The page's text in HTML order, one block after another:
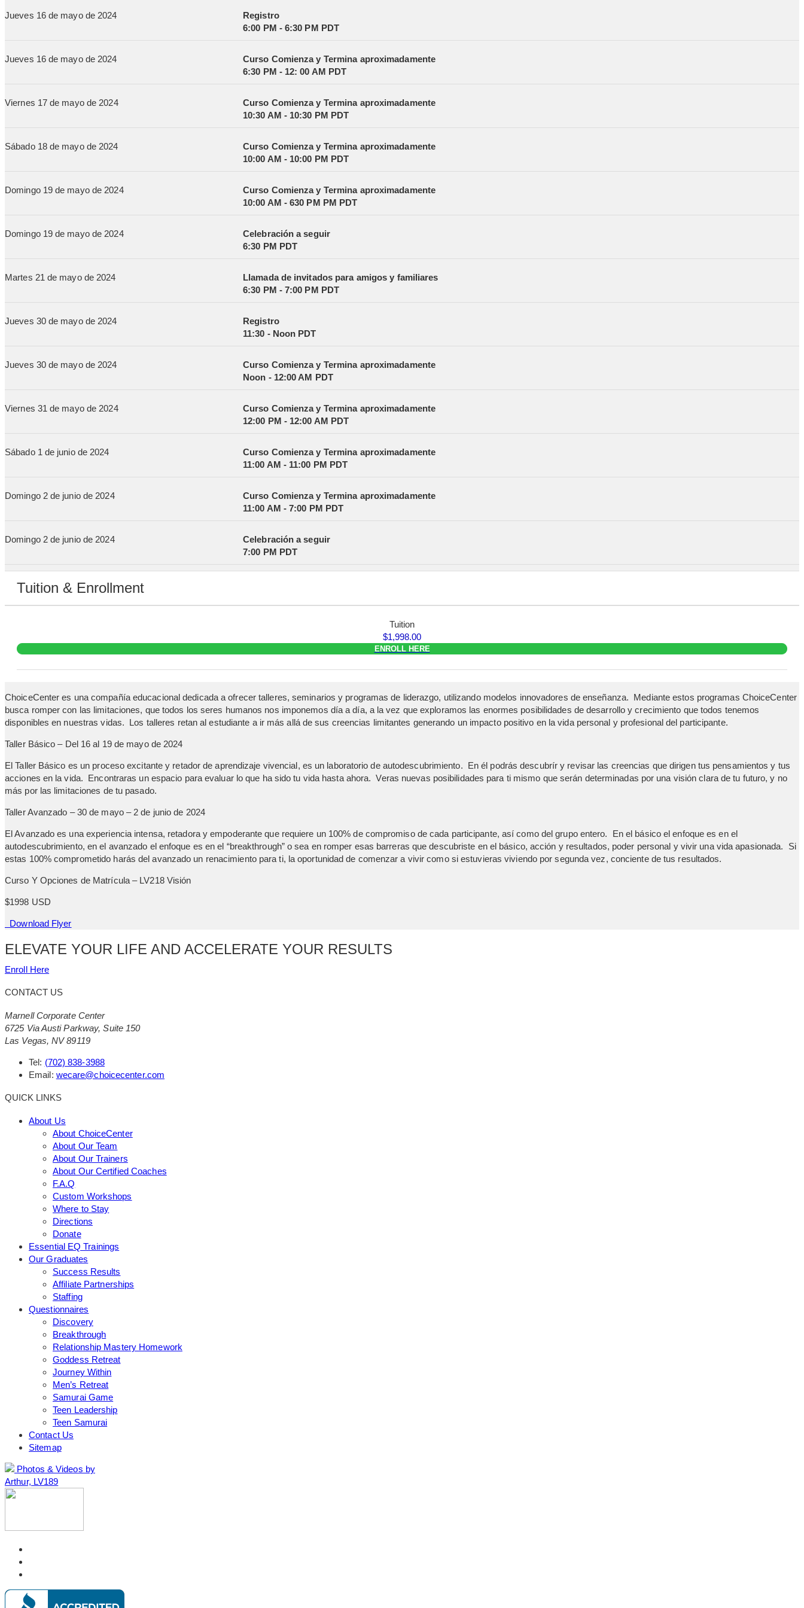
Jueves 16 de mayo de 2024
Registro
6:00 PM - 6:30 PM PDT
Jueves 16 de mayo de 2024
Curso Comienza y Termina aproximadamente
6:30 PM - 12: 00 AM PDT
Viernes 17 de mayo de 2024
Curso Comienza y Termina aproximadamente
10:30 AM - 10:30 PM PDT
Sábado 18 de mayo de 2024
Curso Comienza y Termina aproximadamente
10:00 AM - 10:00 PM PDT
Domingo 19 de mayo de 2024
Curso Comienza y Termina aproximadamente
10:00 AM - 630 PM PM PDT
Domingo 19 de mayo de 2024
Celebración a seguir
6:30 PM PDT
Martes 21 de mayo de 2024
Llamada de invitados para amigos y familiares
6:30 PM - 7:00 PM PDT
Jueves 30 de mayo de 2024
Registro
11:30 - Noon PDT
Jueves 30 de mayo de 2024
Curso Comienza y Termina aproximadamente
Noon - 12:00 AM PDT
Viernes 31 de mayo de 2024
Curso Comienza y Termina aproximadamente
12:00 PM - 12:00 AM PDT
Sábado 1 de junio de 2024
Curso Comienza y Termina aproximadamente
11:00 AM - 11:00 PM PDT
Domingo 2 de junio de 2024
Curso Comienza y Termina aproximadamente
11:00 AM - 7:00 PM PDT
Domingo 2 de junio de 2024
Celebración a seguir
7:00 PM PDT
Tuition & Enrollment
Tuition
$1,998.00
ENROLL HERE
ChoiceCenter es una compañía educacional dedicada a ofrecer talleres, seminarios y programas de liderazgo, utilizando modelos innovadores de enseñanza. Mediante estos programas ChoiceCenter
busca romper con las limitaciones, que todos los seres humanos nos imponemos día a día, a la vez que exploramos las enormes posibilidades de desarrollo y crecimiento que todos tenemos
disponibles en nuestras vidas. Los talleres retan al estudiante a ir más allá de sus creencias limitantes generando un impacto positivo en la vida personal y profesional del participante.
Taller Básico – Del 16 al 19 de mayo de 2024
El Taller Básico es un proceso excitante y retador de aprendizaje vivencial, es un laboratorio de autodescubrimiento. En él podrás descubrír y revisar las creencias que dirigen tus pensamientos y tus
acciones en la vida. Encontraras un espacio para evaluar lo que ha sido tu vida hasta ahora. Veras nuevas posibilidades para ti mismo que serán determinadas por una visión clara de tu futuro, y no
más por las limitaciones de tu pasado.
Taller Avanzado –30 de mayo – 2 de junio de 2024
El Avanzado es una experiencia intensa, retadora y empoderante que requiere un 100% de compromiso de cada participante, así como del grupo entero. En el básico el enfoque es en el
autodescubrimiento, en el avanzado el enfoque es en el “breakthrough” o sea en romper esas barreras que descubriste en el básico, acción y resultados, poder personal y vivir una vida apasionada. Si
estas 100% comprometido harás del avanzado un renacimiento para ti, la oportunidad de comenzar a vivir como si estuvieras viviendo por segunda vez, conciente de tus resultados.
Curso Y Opciones de Matrícula – LV218 Visión
$1998 USD
Download Flyer
ELEVATE YOUR LIFE AND ACCELERATE YOUR RESULTS
Enroll Here
CONTACT US
Marnell Corporate Center
6725 Via Austi Parkway, Suite 150
Las Vegas, NV 89119
Tel: (702) 838-3988
Email: wecare@choicecenter.com
QUICK LINKS
About Us
About ChoiceCenter
About Our Team
About Our Trainers
About Our Certified Coaches
F.A.Q
Custom Workshops
Where to Stay
Directions
Donate
Essential EQ Trainings
Our Graduates
Success Results
Affiliate Partnerships
Staffing
Questionnaires
Discovery
Breakthrough
Relationship Mastery Homework
Goddess Retreat
Journey Within
Men’s Retreat
Samurai Game
Teen Leadership
Teen Samurai
Contact Us
Sitemap
Photos & Videos by
Arthur, LV189